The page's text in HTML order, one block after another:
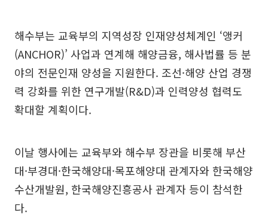
해수부는 교육부의 지역성장 인재양성체계인 ‘앵커
(ANCHOR)’ 사업과 연계해 해양금융, 해사법률 등 분
야의 전문인재 양성을 지원한다. 조선·해양 산업 경쟁
력 강화를 위한 연구개발(R&D)과 인력양성 협력도
확대할 계획이다.
이날 행사에는 교육부와 해수부 장관을 비롯해 부산
대·부경대·한국해양대·목포해양대 관계자와 한국해양
수산개발원, 한국해양진흥공사 관계자 등이 참석한
다.